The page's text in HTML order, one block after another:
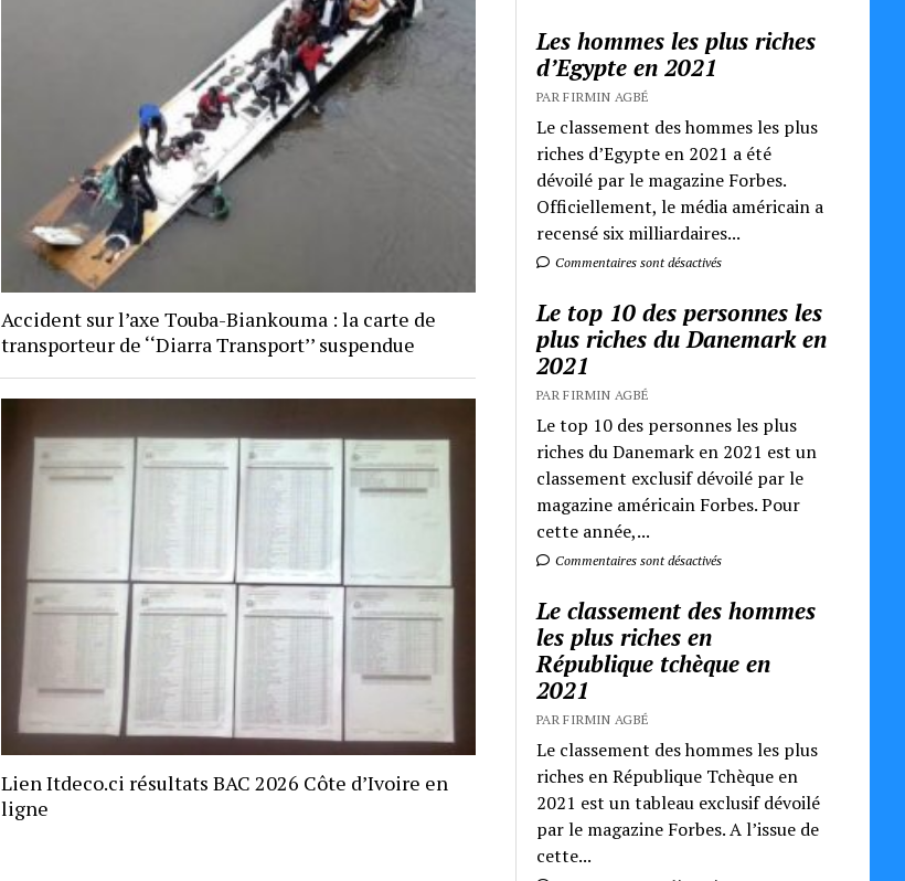
Accident sur l’axe Touba-Biankouma : la carte de
transporteur de ‘‘Diarra Transport’’ suspendue
Lien Itdeco.ci résultats BAC 2026 Côte d’Ivoire en
ligne
Les hommes les plus riches
d’Egypte en 2021
PAR FIRMIN AGBÉ
Le classement des hommes les plus
riches d’Egypte en 2021 a été
dévoilé par le magazine Forbes.
Officiellement, le média américain a
recensé six milliardaires...
Commentaires sont désactivés
Le top 10 des personnes les
plus riches du Danemark en
2021
PAR FIRMIN AGBÉ
Le top 10 des personnes les plus
riches du Danemark en 2021 est un
classement exclusif dévoilé par le
magazine américain Forbes. Pour
cette année,...
Commentaires sont désactivés
Le classement des hommes
les plus riches en
République tchèque en
2021
PAR FIRMIN AGBÉ
Le classement des hommes les plus
riches en République Tchèque en
2021 est un tableau exclusif dévoilé
par le magazine Forbes. A l’issue de
cette...